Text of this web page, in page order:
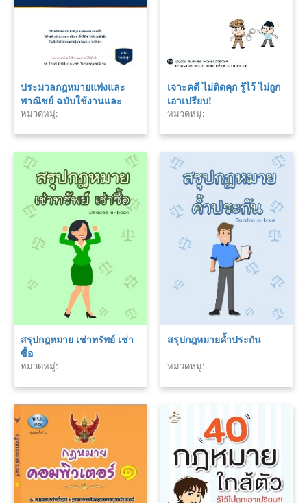
ประมวลกฎหมายแพ่งและ
พาณิชย์ ฉบับใช้งานและ
ประกอบการศึกษา
หมวดหมู่:
เจาะคดี ไม่ติดคุก รู้ไว้ ไม่ถูก
เอาเปรียบ!
หมวดหมู่:
สรุปกฎหมาย เช่าทรัพย์ เช่า
ซื้อ
หมวดหมู่:
สรุปกฎหมายค้ำประกัน
หมวดหมู่: